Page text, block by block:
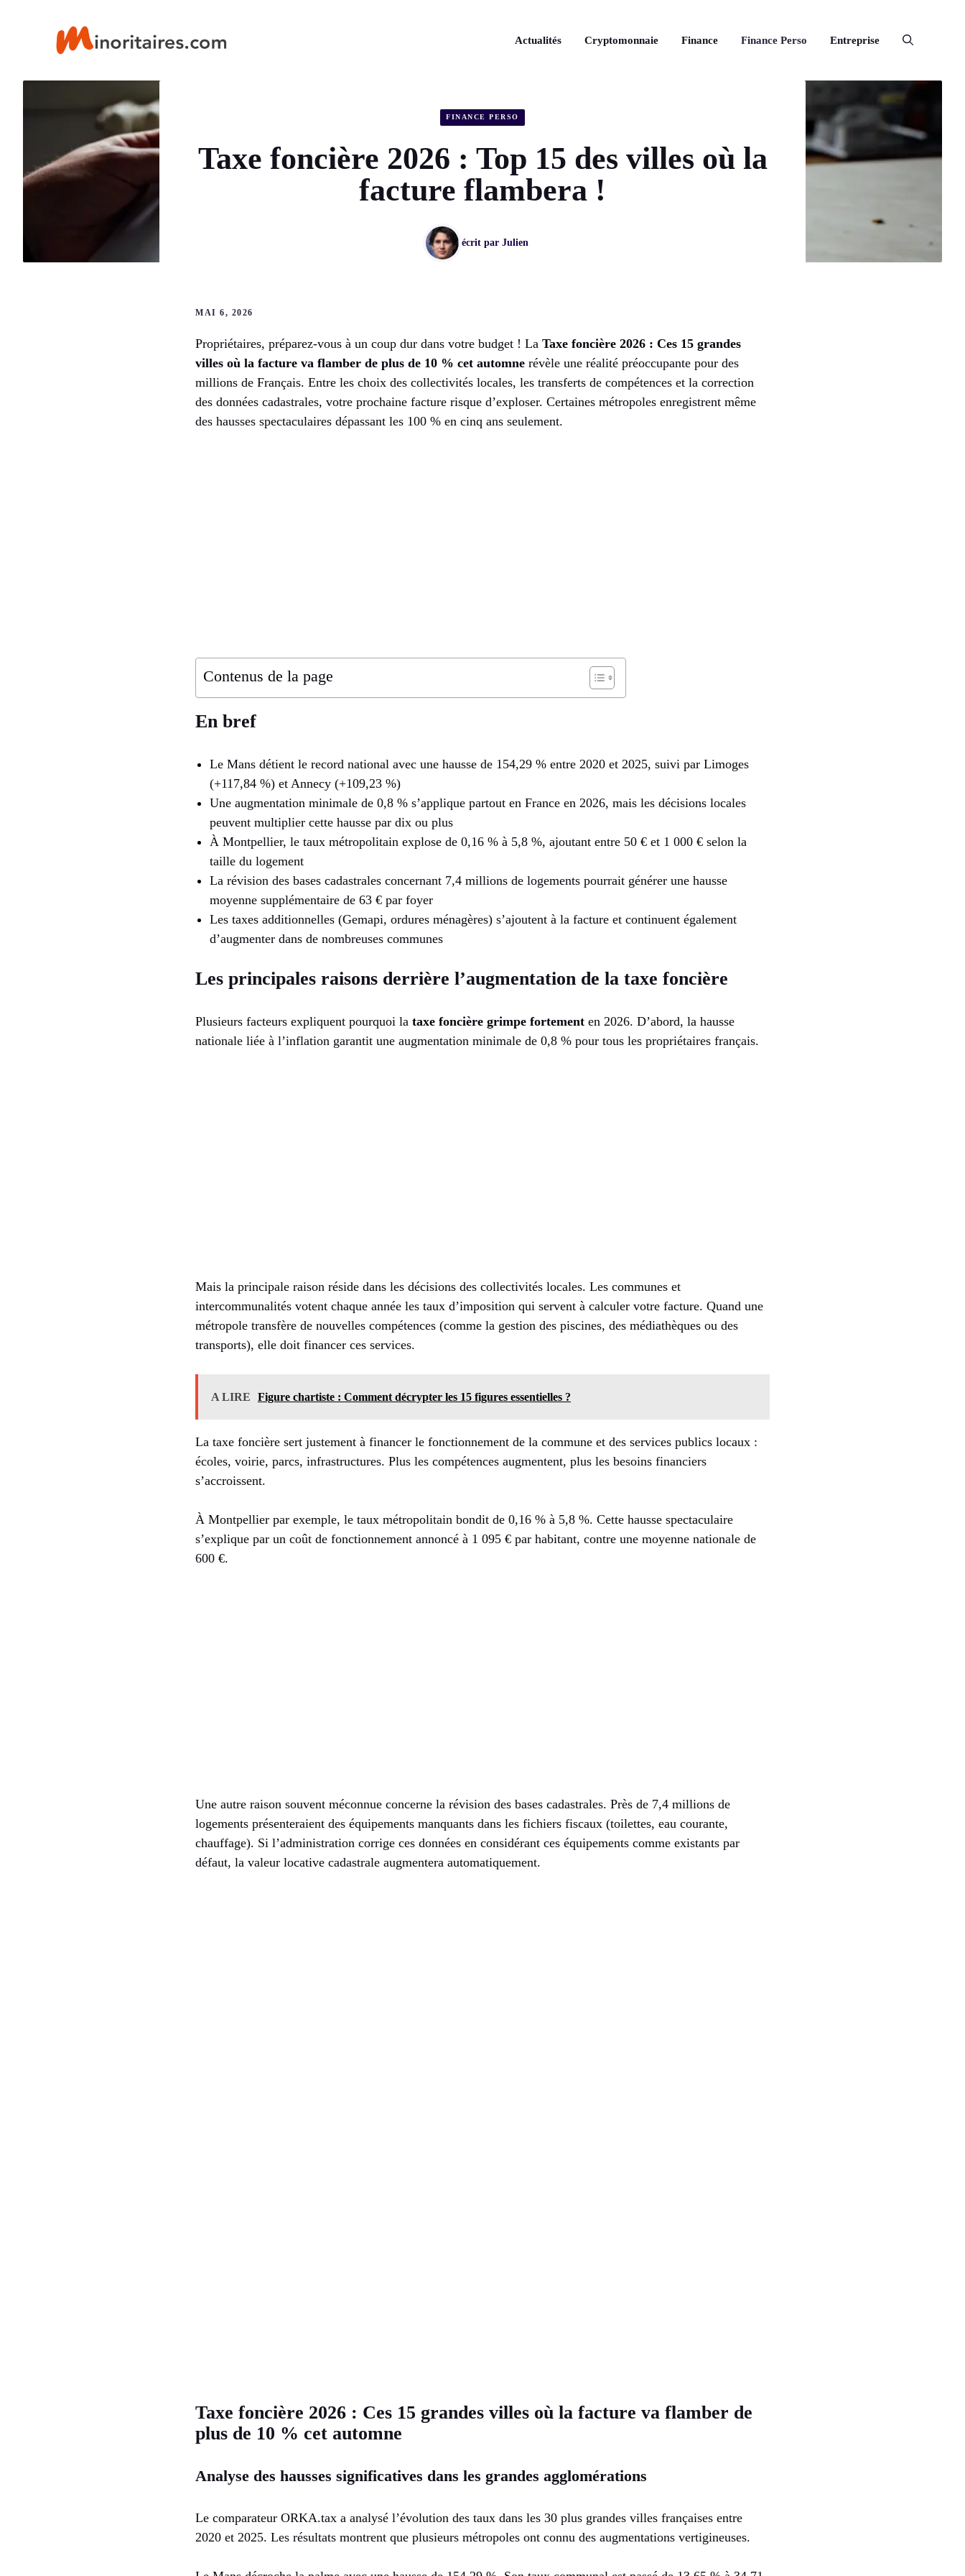
Actualités Cryptomonnaie Finance Finance Perso Entreprise
FINANCE PERSO
Taxe foncière 2026 : Top 15 des villes où la
facture flambera !
écrit par Julien
MAI 6, 2026
Propriétaires, préparez-vous à un coup dur dans votre budget ! La Taxe foncière 2026 : Ces 15 grandes
villes où la facture va flamber de plus de 10 % cet automne révèle une réalité préoccupante pour des
millions de Français. Entre les choix des collectivités locales, les transferts de compétences et la correction
des données cadastrales, votre prochaine facture risque d’exploser. Certaines métropoles enregistrent même
des hausses spectaculaires dépassant les 100 % en cinq ans seulement.
Contenus de la page
En bref
Le Mans détient le record national avec une hausse de 154,29 % entre 2020 et 2025, suivi par Limoges
(+117,84 %) et Annecy (+109,23 %)
Une augmentation minimale de 0,8 % s’applique partout en France en 2026, mais les décisions locales
peuvent multiplier cette hausse par dix ou plus
À Montpellier, le taux métropolitain explose de 0,16 % à 5,8 %, ajoutant entre 50 € et 1 000 € selon la
taille du logement
La révision des bases cadastrales concernant 7,4 millions de logements pourrait générer une hausse
moyenne supplémentaire de 63 € par foyer
Les taxes additionnelles (Gemapi, ordures ménagères) s’ajoutent à la facture et continuent également
d’augmenter dans de nombreuses communes
Les principales raisons derrière l’augmentation de la taxe foncière
Plusieurs facteurs expliquent pourquoi la taxe foncière grimpe fortement en 2026. D’abord, la hausse
nationale liée à l’inflation garantit une augmentation minimale de 0,8 % pour tous les propriétaires français.
Mais la principale raison réside dans les décisions des collectivités locales. Les communes et
intercommunalités votent chaque année les taux d’imposition qui servent à calculer votre facture. Quand une
métropole transfère de nouvelles compétences (comme la gestion des piscines, des médiathèques ou des
transports), elle doit financer ces services.
A LIRE Figure chartiste : Comment décrypter les 15 figures essentielles ?
La taxe foncière sert justement à financer le fonctionnement de la commune et des services publics locaux :
écoles, voirie, parcs, infrastructures. Plus les compétences augmentent, plus les besoins financiers
s’accroissent.
À Montpellier par exemple, le taux métropolitain bondit de 0,16 % à 5,8 %. Cette hausse spectaculaire
s’explique par un coût de fonctionnement annoncé à 1 095 € par habitant, contre une moyenne nationale de
600 €.
Une autre raison souvent méconnue concerne la révision des bases cadastrales. Près de 7,4 millions de
logements présenteraient des équipements manquants dans les fichiers fiscaux (toilettes, eau courante,
chauffage). Si l’administration corrige ces données en considérant ces équipements comme existants par
défaut, la valeur locative cadastrale augmentera automatiquement.
Taxe foncière 2026 : Ces 15 grandes villes où la facture va flamber de
plus de 10 % cet automne
Analyse des hausses significatives dans les grandes agglomérations
Le comparateur ORKA.tax a analysé l’évolution des taux dans les 30 plus grandes villes françaises entre
2020 et 2025. Les résultats montrent que plusieurs métropoles ont connu des augmentations vertigineuses.